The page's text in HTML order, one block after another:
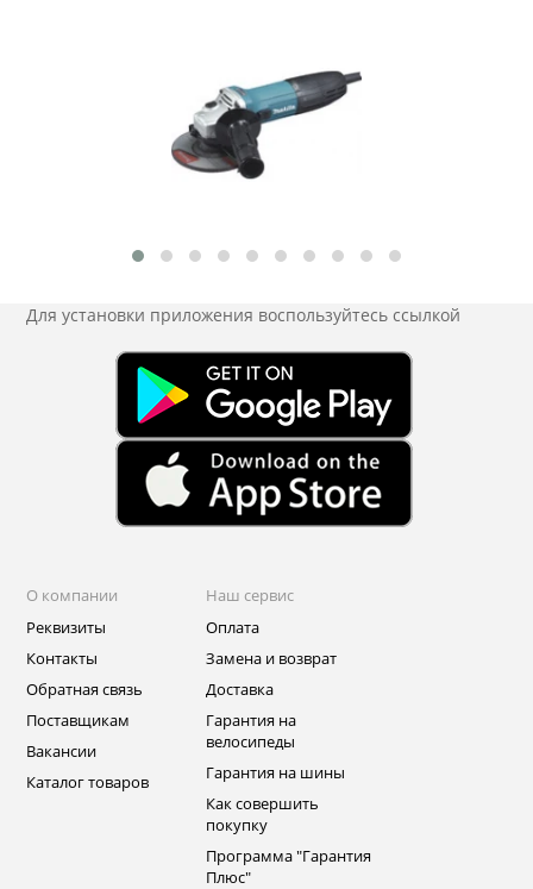
Для установки приложения воспользуйтесь ссылкой
О компании
Реквизиты
Контакты
Обратная связь
Поставщикам
Вакансии
Каталог товаров
Наш сервис
Оплата
Замена и возврат
Доставка
Гарантия на
велосипеды
Гарантия на шины
Как совершить
покупку
Программа "Гарантия
Плюс"